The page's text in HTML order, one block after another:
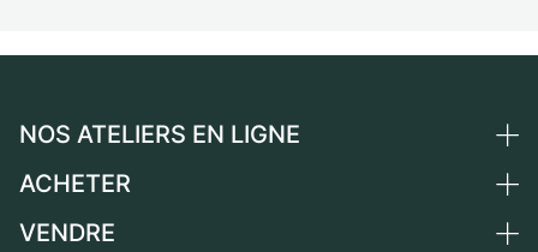
NOS ATELIERS EN LIGNE
Allemagne
ACHETER
Toutes les montres de luxe
VENDRE